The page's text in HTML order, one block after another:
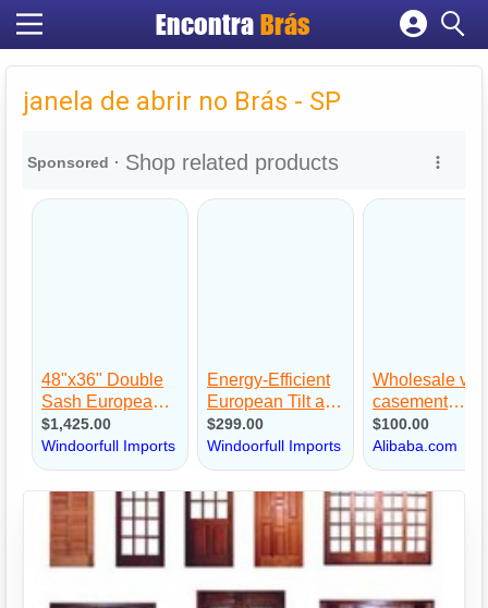
Encontra Brás
Cadastrar empresa
Criar conta
janela de abrir no Brás - SP